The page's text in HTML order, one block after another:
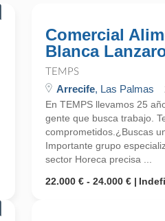
Comercial
Blanca
TEMPS
Arrecife, Las Palmas
En TEMPS llevamos 25
gente que busca trabajo.
comprometidos.¿Buscas
Importante grupo
sector Horeca precisa ...
22.000 € - 24.000 €